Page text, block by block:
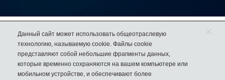
Работаемс 2009 года
Более 50 000довольных покупателей
74% клиентоввозвращаются к нам за еще одной парой обуви
Данный сайт может использовать общеотраслевую
технологию, называемую cookie. Файлы cookie
представляют собой небольшие фрагменты данных,
которые временно сохраняются на вашем компьютере или
мобильном устройстве, и обеспечивают более
×